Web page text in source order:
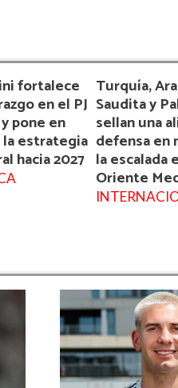
fortalece
en el PJ
pone en
la estrategia
hacia 2027
Turquía,
Saudita y
sellan una
defensa en
la escalada
Oriente